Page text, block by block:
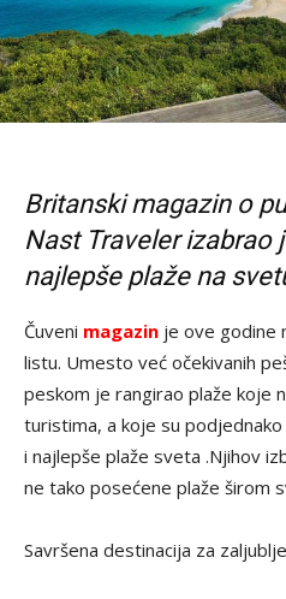
Britanski magazin o
Nast Traveler izabrao
najlepše plaže na
Čuveni magazin je ove godine
listu. Umesto već očekivanih
peskom je rangirao plaže koje
turistima, a koje su
i najlepše plaže sveta .Njihov
ne tako posećene plaže širom
Savršena destinacija za